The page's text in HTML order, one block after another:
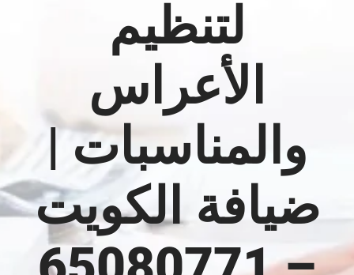
لتنظيم
الأعراس
والمناسبات |
ضيافة الكويت